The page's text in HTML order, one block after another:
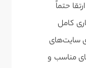
حتماً
کامل
سایت‌های
مناسب و